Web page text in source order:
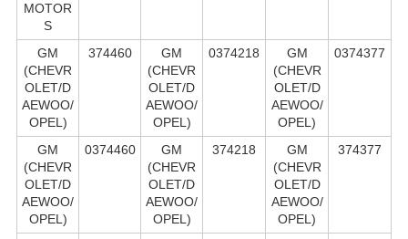
MOTOR
S
GM
(CHEVR
OLET/D
AEWOO/
OPEL)
374460
GM
(CHEVR
OLET/D
AEWOO/
OPEL)
0374218
GM
(CHEVR
OLET/D
AEWOO/
OPEL)
0374377
GM
(CHEVR
OLET/D
AEWOO/
OPEL)
0374460
GM
(CHEVR
OLET/D
AEWOO/
OPEL)
374218
GM
(CHEVR
OLET/D
AEWOO/
OPEL)
374377